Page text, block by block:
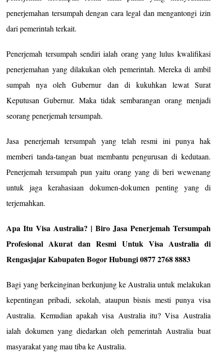
penerjemahan tersumpah dengan cara legal dan mengantongi izin
dari pemerintah terkait.
Penerjemah tersumpah sendiri ialah orang yang lulus kwalifikasi
penerjemahan yang dilakukan oleh pemerintah. Mereka di ambil
sumpah nya oleh Gubernur dan di kukuhkan lewat Surat
Keputusan Gubernur. Maka tidak sembarangan orang menjadi
seorang penerjemah tersumpah.
Jasa penerjemah tersumpah yang telah resmi ini punya hak
memberi tanda-tangan buat membantu pengurusan di kedutaan.
Penerjemah tersumpah pun yaitu orang yang di beri wewenang
untuk jaga kerahasiaan dokumen-dokumen penting yang di
terjemahkan.
Apa Itu Visa Australia? | Biro Jasa Penerjemah Tersumpah
Profesional Akurat dan Resmi Untuk Visa Australia di
Rengasjajar Kabupaten Bogor Hubungi 0877 2768 8883
Bagi yang berkeinginan berkunjung ke Australia untuk melakukan
kepentingan pribadi, sekolah, ataupun bisnis mesti punya visa
Australia. Kemudian apakah visa Australia itu? Visa Australia
ialah dokumen yang diedarkan oleh pemerintah Australia buat
masyarakat yang mau tiba ke Australia.